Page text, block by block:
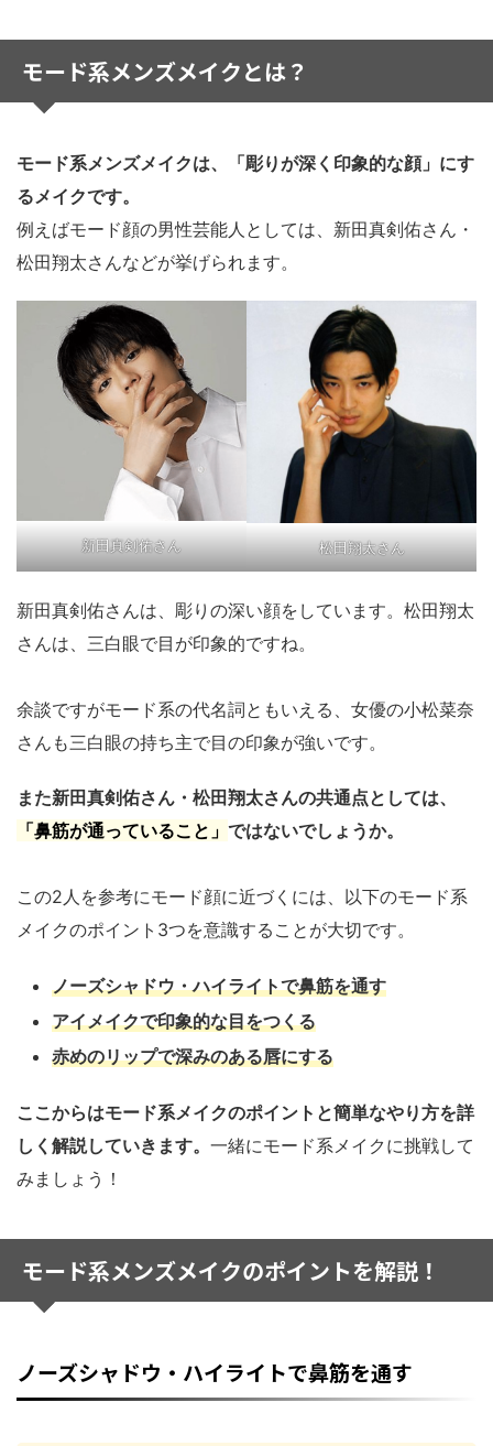
モード系メンズメイクとは？
モード系メンズメイクは、「彫りが深く印象的な顔」にす
るメイクです。
例えばモード顔の男性芸能人としては、新田真剣佑さん・
松田翔太さんなどが挙げられます。
新田真剣佑さん 松田翔太さん
新田真剣佑さんは、彫りの深い顔をしています。松田翔太
さんは、三白眼で目が印象的ですね。
余談ですがモード系の代名詞ともいえる、女優の小松菜奈
さんも三白眼の持ち主で目の印象が強いです。
また新田真剣佑さん・松田翔太さんの共通点としては、
「鼻筋が通っていること」 ではないでしょうか。
この2人を参考にモード顔に近づくには、以下のモード系
メイクのポイント3つを意識することが大切です。
ノーズシャドウ・ハイライトで鼻筋を通す
アイメイクで印象的な目をつくる
赤めのリップで深みのある唇にする
ここからはモード系メイクのポイントと簡単なやり方を詳
しく解説していきます。 一緒にモード系メイクに挑戦して
みましょう！
モード系メンズメイクのポイントを解説！
ノーズシャドウ・ハイライトで鼻筋を通す